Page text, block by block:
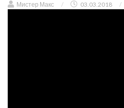
Мистер Макс / 03.03.2018 /